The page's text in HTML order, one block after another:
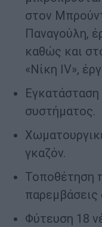
στον
Παναγούλη,
καθώς και
«Νίκη IV»,
συστήματος.
γκαζόν.
Τοποθέτηση
παρεμβάσεις
Φύτευση 18